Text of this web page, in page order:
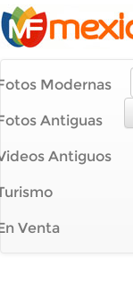
Modernas
Antiguas
Antiguos
Venta